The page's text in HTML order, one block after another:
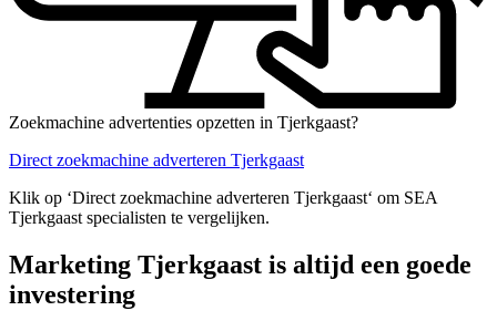
Zoekmachine advertenties opzetten in Tjerkgaast?
Direct zoekmachine adverteren Tjerkgaast
Klik op ‘Direct zoekmachine adverteren Tjerkgaast‘ om SEA
Tjerkgaast specialisten te vergelijken.
Marketing Tjerkgaast is altijd een goede
investering